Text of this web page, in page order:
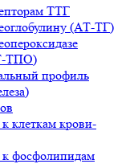
ТТГ
(АТ-ТГ)
ТПО)
профиль
клеткам крови-
фосфолипидам